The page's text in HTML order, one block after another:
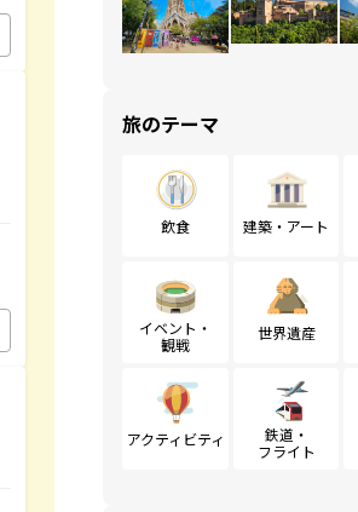
旅のテーマ
飲食 建築・アート
イベント・
観戦
世界遺産
アクティビティ
鉄道・
フライト